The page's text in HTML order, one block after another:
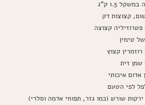
1.5 ק"ג
לפי הטעם
ירקות שורש (כמו גזר, תפוחי אדמה וסלרי)